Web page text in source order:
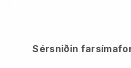
Sérsniðin